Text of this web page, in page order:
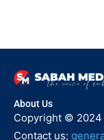
About Us
Copyright © 2024
Contact us: